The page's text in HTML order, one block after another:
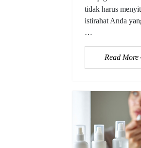
tidak harus
istirahat Anda
…
Read More